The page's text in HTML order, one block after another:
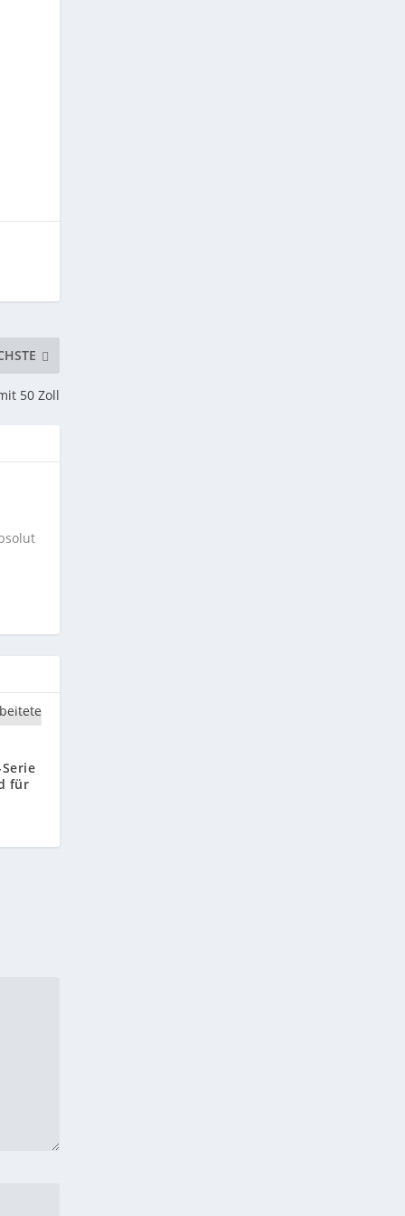
50 Zoll
für